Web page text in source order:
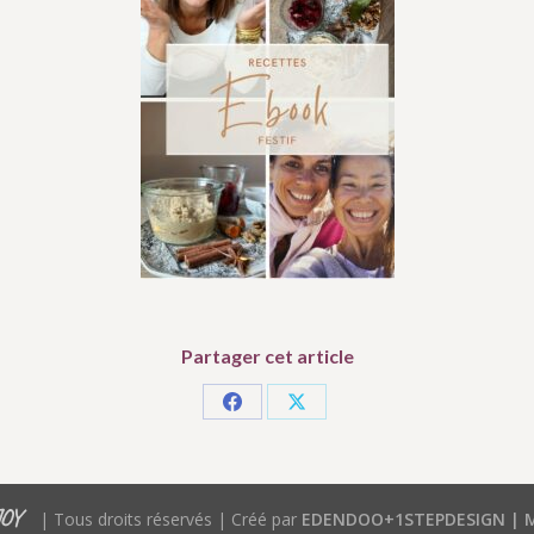
Partager cet article
Partager
Facebook
Partager
X
| Tous droits réservés | Créé par EDENDOO+1STEPDESIGN |